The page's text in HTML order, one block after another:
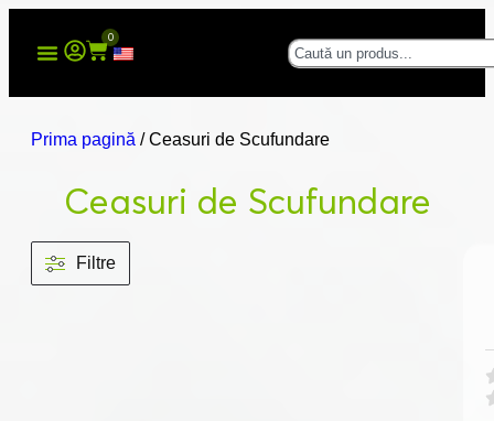
0
Prima pagină / Ceasuri de Scufundare
Ceasuri de Scufundare
Filtre